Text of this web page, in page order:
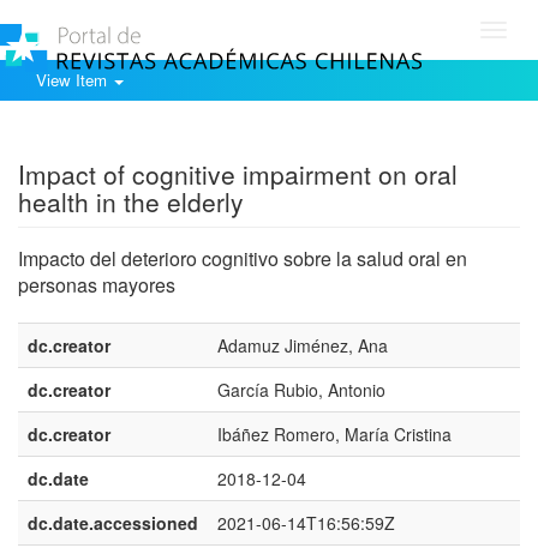
View Item
Impact of cognitive impairment on oral
health in the elderly
Impacto del deterioro cognitivo sobre la salud oral en
personas mayores
dc.creator
Adamuz Jiménez, Ana
dc.creator
García Rubio, Antonio
dc.creator
Ibáñez Romero, María Cristina
dc.date
2018-12-04
dc.date.accessioned
2021-06-14T16:56:59Z